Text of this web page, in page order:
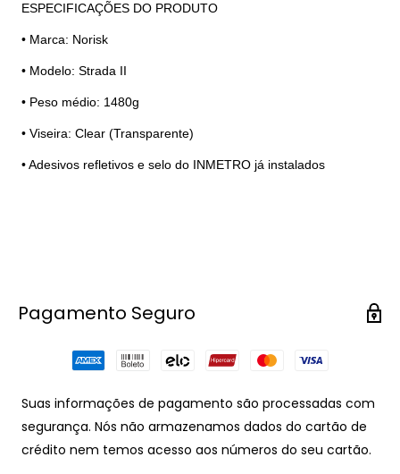
ESPECIFICAÇÕES DO PRODUTO
• Marca: Norisk
• Modelo: Strada II
• Peso médio: 1480g
• Viseira: Clear (Transparente)
• Adesivos refletivos e selo do INMETRO já instalados
Pagamento Seguro
Suas informações de pagamento são processadas com
segurança. Nós não armazenamos dados do cartão de
crédito nem temos acesso aos números do seu cartão.